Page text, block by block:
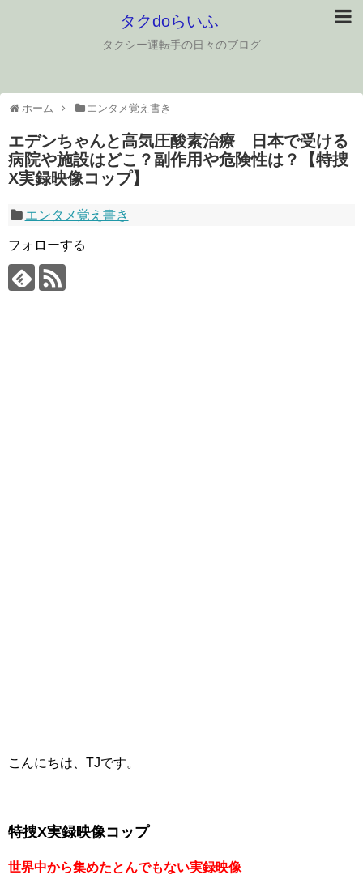
タクdoらいふ
タクシー運転手の日々のブログ
ホーム エンタメ覚え書き
エデンちゃんと高気圧酸素治療 日本で受ける
病院や施設はどこ？副作用や危険性は？【特捜
X実録映像コップ】
エンタメ覚え書き
フォローする
こんにちは、TJです。
特捜X実録映像コップ
世界中から集めたとんでもない実録映像